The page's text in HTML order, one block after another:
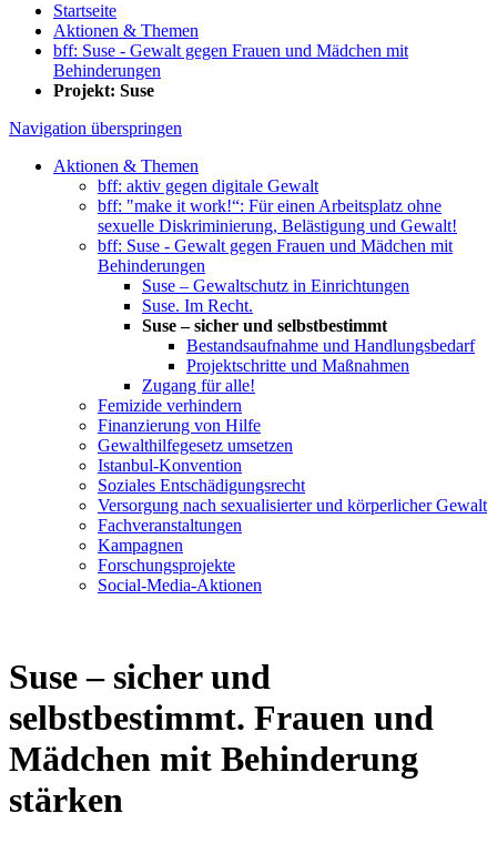
Startseite
Aktionen & Themen
bff: Suse - Gewalt gegen Frauen und Mädchen mit
Behinderungen
Projekt: Suse
Navigation überspringen
Aktionen & Themen
bff: aktiv gegen digitale Gewalt
bff: "make it work!“: Für einen Arbeitsplatz ohne
sexuelle Diskriminierung, Belästigung und Gewalt!
bff: Suse - Gewalt gegen Frauen und Mädchen mit
Behinderungen
Suse – Gewaltschutz in Einrichtungen
Suse. Im Recht.
Suse – sicher und selbstbestimmt
Bestandsaufnahme und Handlungsbedarf
Projektschritte und Maßnahmen
Zugang für alle!
Femizide verhindern
Finanzierung von Hilfe
Gewalthilfegesetz umsetzen
Istanbul-Konvention
Soziales Entschädigungsrecht
Versorgung nach sexualisierter und körperlicher Gewalt
Fachveranstaltungen
Kampagnen
Forschungsprojekte
Social-Media-Aktionen
Suse – sicher und
selbstbestimmt. Frauen und
Mädchen mit Behinderung
stärken